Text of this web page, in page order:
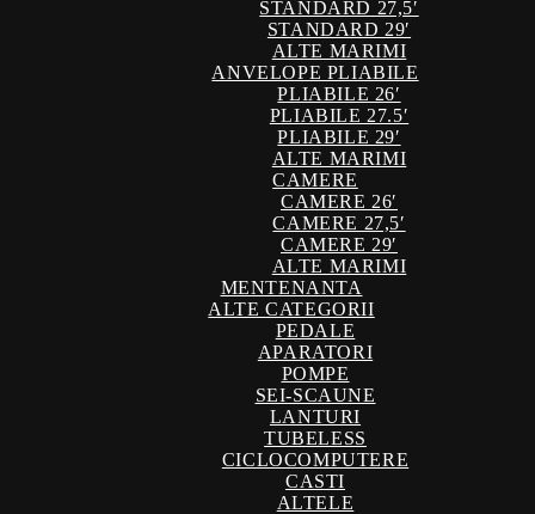
STANDARD 27,5′
STANDARD 29′
ALTE MARIMI
ANVELOPE PLIABILE
PLIABILE 26′
PLIABILE 27.5′
PLIABILE 29′
ALTE MARIMI
CAMERE
CAMERE 26′
CAMERE 27,5′
CAMERE 29′
ALTE MARIMI
MENTENANTA
ALTE CATEGORII
PEDALE
APARATORI
POMPE
SEI-SCAUNE
LANTURI
TUBELESS
CICLOCOMPUTERE
CASTI
ALTELE